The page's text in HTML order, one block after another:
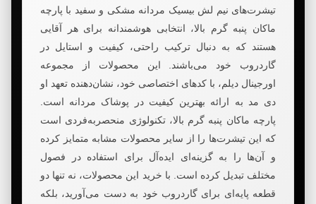
تیشرت‌های نیم لش بیسیک مردانه مشکی و سفید با پارچه
ماکان پنبه گرم بالا، انتخابی هوشمندانه برای هر آقایی
هستند که به دنبال ترکیب راحتی، کیفیت و استایل در
گاردروب خود می‌باشند. این محصولات از مجموعه
اورجینال دیلم، با کدهای اختصاصی خود، نشان‌دهنده تعهد او
دی مد به ارائه بهترین کیفیت در پوشاک مردانه است.
پارچه ماکان پنبه گرم بالا، تکنولوژی منحصربه‌فردی است
که این تیشرت‌ها را از سایر محصولات مشابه متمایز کرده
و آن‌ها را به گزینه‌ای ایده‌آل برای استفاده در فصول
مختلف تبدیل کرده است. با خرید این محصولات، نه تنها دو
قطعه پایه‌ای برای گاردروب خود به دست می‌آورید، بلکه